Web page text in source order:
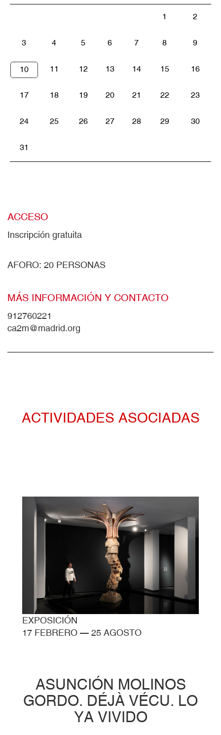
1 2
3 4 5 6 7 8 9
10 11 12 13 14 15 16
17 18 19 20 21 22 23
24 25 26 27 28 29 30
31
ACCESO
Inscripción gratuita
AFORO: 20 PERSONAS
MÁS INFORMACIÓN Y CONTACTO
912760221
ca2m@madrid.org
ACTIVIDADES ASOCIADAS
EXPOSICIÓN
17 FEBRERO — 25 AGOSTO
ASUNCIÓN MOLINOS
GORDO. DÉJÀ VÉCU. LO
YA VIVIDO